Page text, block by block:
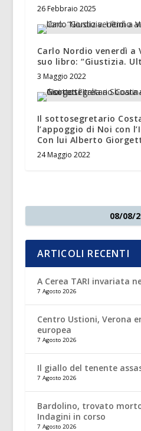
26 Febbraio 2025
Carlo Nordio venerdì a
suo libro: “Giustizia.
3 Maggio 2022
Il sottosegretario
l’appoggio di Noi con
Con lui Alberto
24 Maggio 2022
08/08/
ARTICOLI RECENTI
A Cerea TARI invariata
7 Agosto 2026
Centro Ustioni, Verona
europea
7 Agosto 2026
Il giallo del tenente
7 Agosto 2026
Bardolino, trovato
Indagini in corso
7 Agosto 2026